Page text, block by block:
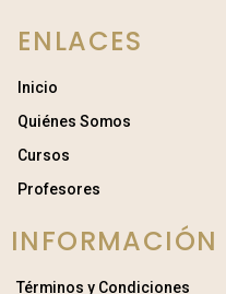
ENLACES
Inicio
Quiénes Somos
Cursos
Profesores
INFORMACIÓN
Términos y Condiciones